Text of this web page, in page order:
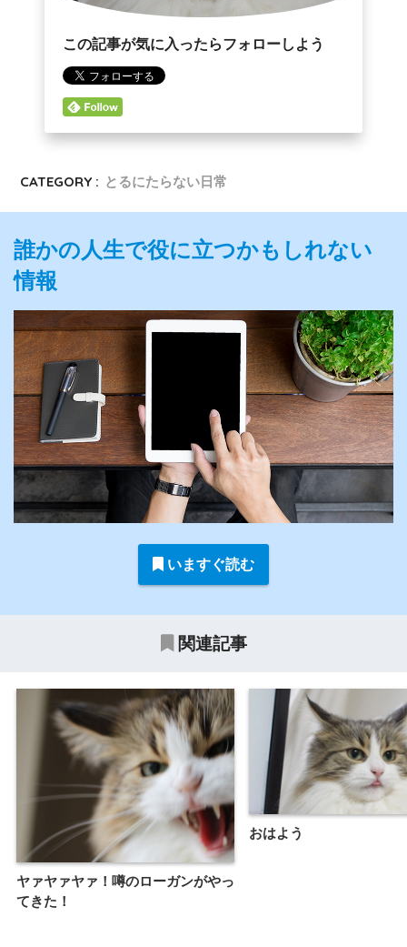
この記事が気に入ったらフォローしよう
CATEGORY : とるにたらない日常
誰かの人生で役に立つかもしれない
情報
いますぐ読む
関連記事
ヤァヤァヤァ！噂のローガンがやっ
てきた！
おはよう